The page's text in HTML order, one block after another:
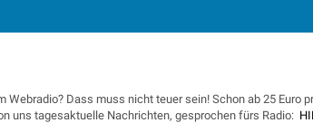
Webradio? Dass muss nicht teuer sein! Schon ab 25 Euro
uns tagesaktuelle Nachrichten, gesprochen fürs Radio: